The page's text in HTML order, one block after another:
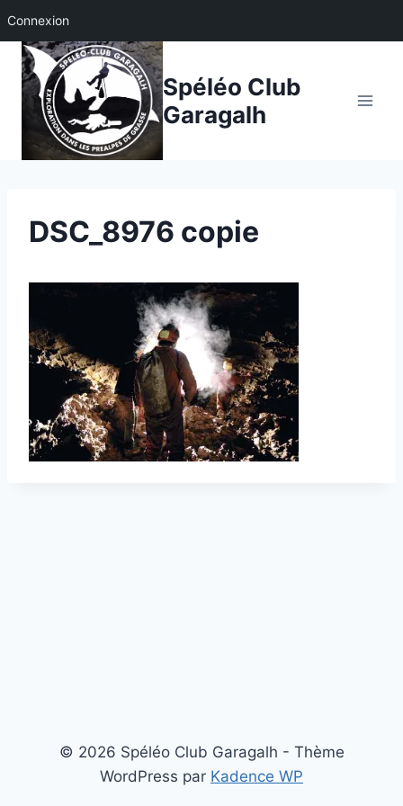
Connexion
Aller
contenu
Spéléo Club
Garagalh
DSC_8976 copie
© 2026 Spéléo Club Garagalh - Thème
WordPress par Kadence WP